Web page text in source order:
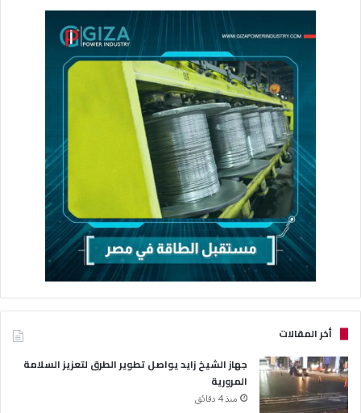
أخر المقالات
جهاز الشيخ زايد يواصل تطوير الطرق لتعزيز السلامة
المرورية
منذ 4 دقائق